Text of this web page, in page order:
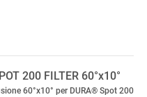
200 FILTER 60°x10°
60°x10° per DURA® Spot 200